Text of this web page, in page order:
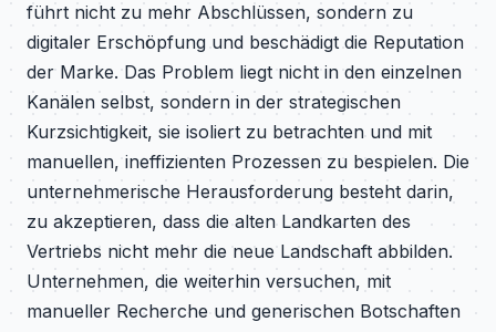
führt nicht zu mehr Abschlüssen, sondern zu
digitaler Erschöpfung und beschädigt die Reputation
der Marke. Das Problem liegt nicht in den einzelnen
Kanälen selbst, sondern in der strategischen
Kurzsichtigkeit, sie isoliert zu betrachten und mit
manuellen, ineffizienten Prozessen zu bespielen. Die
unternehmerische Herausforderung besteht darin,
zu akzeptieren, dass die alten Landkarten des
Vertriebs nicht mehr die neue Landschaft abbilden.
Unternehmen, die weiterhin versuchen, mit
manueller Recherche und generischen Botschaften